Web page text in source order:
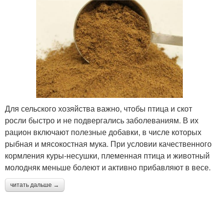
Для сельского хозяйства важно, чтобы птица и скот
росли быстро и не подвергались заболеваниям. В их
рацион включают полезные добавки, в числе которых
рыбная и мясокостная мука. При условии качественного
кормления куры-несушки, племенная птица и животный
молодняк меньше болеют и активно прибавляют в весе.
читать дальше →